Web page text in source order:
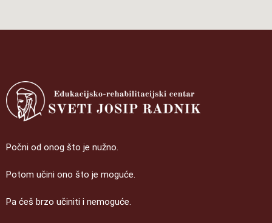
Počni od onog što je nužno.
Potom učini ono što je moguće.
Pa ćeš brzo učiniti i nemoguće.